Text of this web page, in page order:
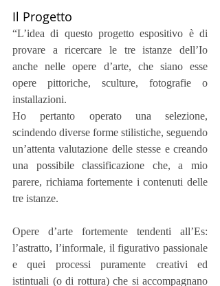
Il Progetto
“L’idea di questo progetto espositivo è di
provare a ricercare le tre istanze dell’Io
anche nelle opere d’arte, che siano esse
opere pittoriche, sculture, fotografie o
installazioni.
Ho pertanto operato una selezione,
scindendo diverse forme stilistiche, seguendo
un’attenta valutazione delle stesse e creando
una possibile classificazione che, a mio
parere, richiama fortemente i contenuti delle
tre istanze.
Opere d’arte fortemente tendenti all’Es:
l’astratto, l’informale, il figurativo passionale
e quei processi puramente creativi ed
istintuali (o di rottura) che si accompagnano